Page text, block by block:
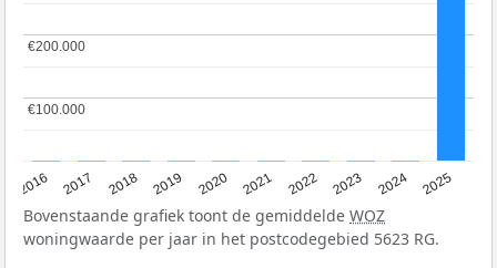
2016 2017 2018 2019 2020 2021 2022 2023 2024 2025
€100.000
€100.000
€200.000
€200.000
Bovenstaande grafiek toont de gemiddelde WOZ
woningwaarde per jaar in het postcodegebied 5623 RG.